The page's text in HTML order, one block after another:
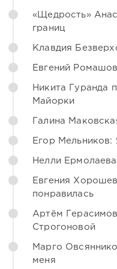
«Щедрость»
границ
Клавдия
Евгений
Никита Гуранда
Майорки
Галина
Егор Мельников:
Нелли
Евгения
понравилась
Артём
Строгоновой
Марго
меня